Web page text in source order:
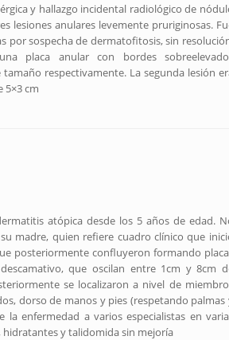
y hallazgo incidental radiológico de
lesiones anulares levemente pruriginosas.
por sospecha de dermatofitosis, sin
placa anular con bordes
respectivamente. La segunda lesión
5×3 cm
atópica desde los 5 años de edad.
madre, quien refiere cuadro clínico que
posteriormente confluyeron formando
que oscilan entre 1cm y 8cm
se localizaron a nivel de
dorso de manos y pies (respetando palmas
enfermedad a varios especialistas en
y talidomida sin mejoría